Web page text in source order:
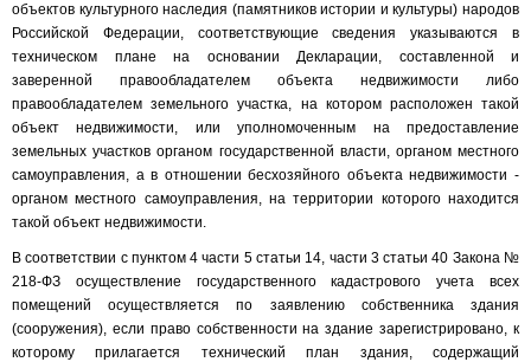
объектов культурного наследия (памятников истории и культуры) народов
Российской Федерации, соответствующие сведения указываются в
техническом плане на основании Декларации, составленной и
заверенной правообладателем объекта недвижимости либо
правообладателем земельного участка, на котором расположен такой
объект недвижимости, или уполномоченным на предоставление
земельных участков органом государственной власти, органом местного
самоуправления, а в отношении бесхозяйного объекта недвижимости -
органом местного самоуправления, на территории которого находится
такой объект недвижимости.
В соответствии с пунктом 4 части 5 статьи 14, части 3 статьи 40 Закона №
218-ФЗ осуществление государственного кадастрового учета всех
помещений осуществляется по заявлению собственника здания
(сооружения), если право собственности на здание зарегистрировано, к
которому прилагается технический план здания, содержащий